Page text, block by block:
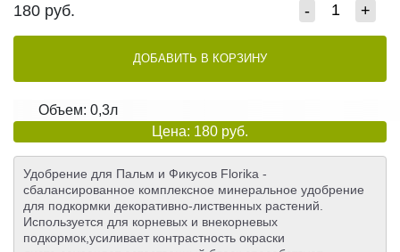
180 руб. - +
ДОБАВИТЬ В КОРЗИНУ
Объем: 0,3л
Цена: 180 руб.
Удобрение для Пальм и Фикусов Florika -
сбалансированное комплексное минеральное удобрение
для подкормки декоративно-лиственных растений.
Используется для корневых и внекорневых
подкормок,усиливает контрастность окраски